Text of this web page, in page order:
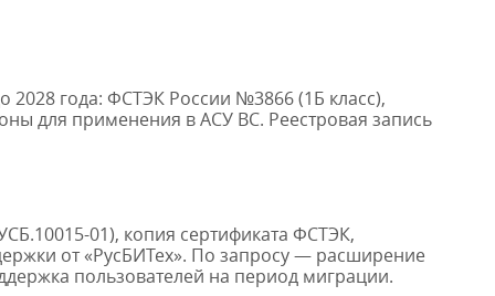
2028 года: ФСТЭК России №3866 (1Б класс),
для применения в АСУ ВС. Реестровая запись
01), копия сертификата ФСТЭК,
от «РусБИТех». По запросу — расширение
пользователей на период миграции.